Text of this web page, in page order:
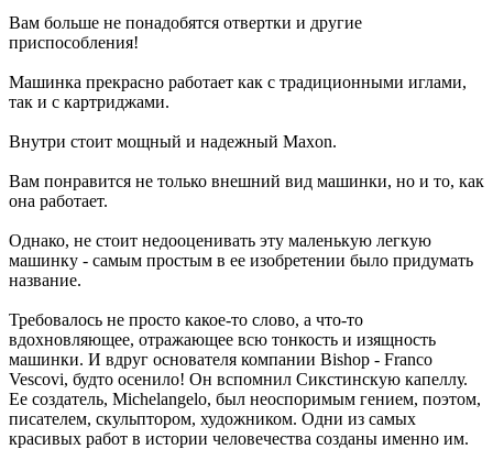
Вам больше не понадобятся отвертки и другие
приспособления!
Машинка прекрасно работает как с традиционными иглами,
так и с картриджами.
Внутри стоит мощный и надежный Maxon.
Вам понравится не только внешний вид машинки, но и то, как
она работает.
Однако, не стоит недооценивать эту маленькую легкую
машинку - самым простым в ее изобретении было придумать
название.
Требовалось не просто какое-то слово, а что-то
вдохновляющее, отражающее всю тонкость и изящность
машинки. И вдруг основателя компании Bishop - Franco
Vescovi, будто осенило! Он вспомнил Сикстинскую капеллу.
Ее создатель, Michelangelo, был неоспоримым гением, поэтом,
писателем, скульптором, художником. Одни из самых
красивых работ в истории человечества созданы именно им.